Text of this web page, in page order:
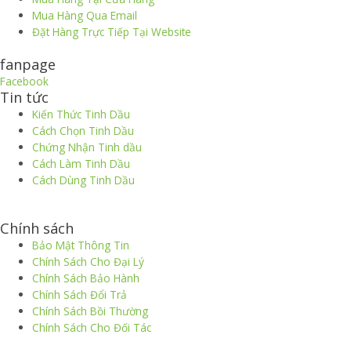
Mua Hàng Qua Email
Đặt Hàng Trực Tiếp Tại Website
fanpage
Facebook
Tin tức
Kiến Thức Tinh Dầu
Cách Chọn Tinh Dầu
Chứng Nhận Tinh dầu
Cách Làm Tinh Dầu
Cách Dùng Tinh Dầu
Chính sách
Bảo Mật Thông Tin
Chính Sách Cho Đại Lý
Chính Sách Bảo Hành
Chính Sách Đổi Trả
Chính Sách Bồi Thường
Chính Sách Cho Đối Tác